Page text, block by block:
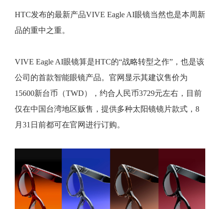
HTC发布的最新产品VIVE Eagle AI眼镜当然也是本周新
品的重中之重。
VIVE Eagle AI眼镜算是HTC的“战略转型之作”，也是该
公司的首款智能眼镜产品。官网显示其建议售价为
15600新台币（TWD），约合人民币3729元左右，目前
仅在中国台湾地区贩售，提供多种太阳镜镜片款式，8
月31日前都可在官网进行订购。